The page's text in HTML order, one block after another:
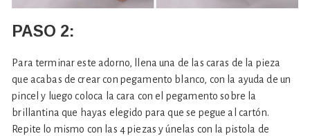
PASO 2:
Para terminar este adorno, llena una de las caras de la pieza
que acabas de crear con pegamento blanco, con la ayuda de un
pincel y luego coloca la cara con el pegamento sobre la
brillantina que hayas elegido para que se pegue al cartón.
Repite lo mismo con las 4 piezas y únelas con la pistola de